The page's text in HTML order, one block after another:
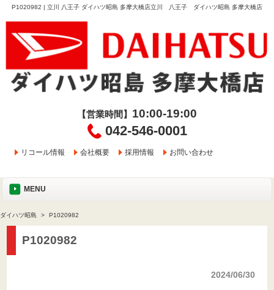
P1020982 | 立川 八王子 ダイハツ昭島 多摩大橋店立川 八王子 ダイハツ昭島 多摩大橋店
【営業時間】 10:00-19:00
042-546-0001
リコール情報 会社概要 採用情報 お問い合わせ
MENU
ダイハツ昭島 P1020982
P1020982
2024/06/30